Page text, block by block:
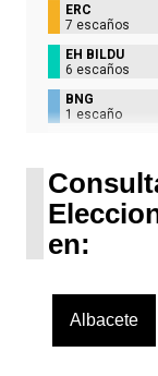
ERC
7 escaños
EH BILDU
6 escaños
BNG
1 escaño
en:
Albacete